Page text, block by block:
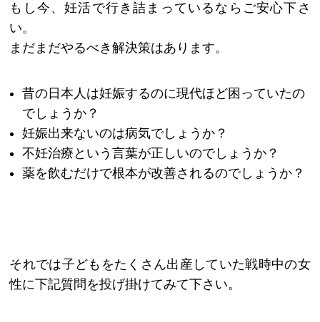
もし今、妊活で行き詰まっているならご安心下さ
い。
まだまだやるべき解決策はあります。
昔の日本人は妊娠するのに現代ほど困っていたの
でしょうか？
妊娠出来ないのは病気でしょうか？
不妊治療という言葉が正しいのでしょうか？
薬を飲むだけで根本が改善されるのでしょうか？
それでは子どもをたくさん出産していた戦時中の女
性に下記質問を投げ掛けてみて下さい。